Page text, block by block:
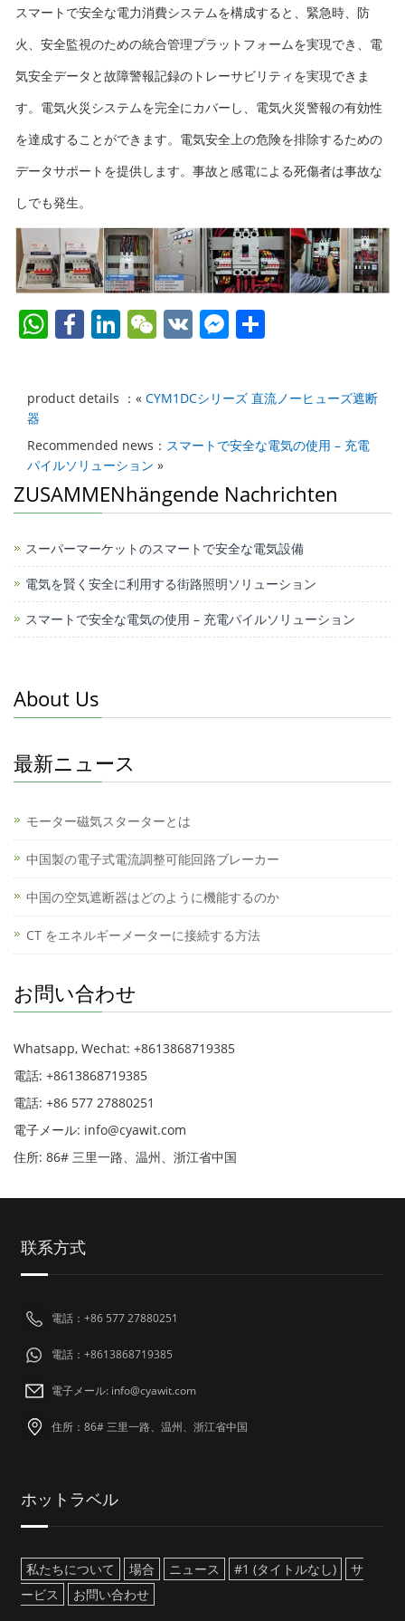
スマートで安全な電力消費システムを構成すると、緊急時、防
火、安全監視のための統合管理プラットフォームを実現でき、電
気安全データと故障警報記録のトレーサビリティを実現できま
す。電気火災システムを完全にカバーし、電気火災警報の有効性
を達成することができます。電気安全上の危険を排除するための
データサポートを提供します。事故と感電による死傷者は事故な
しでも発生。
W
h
s
A
p
p
F
a
e
b
o
o
k
Li
n
e
dI
n
W
e
h
at
V
K
F
a
e
b
o
k
M
e
ss
e
er
product details ：« CYM1DCシリーズ 直流ノーヒューズ遮断
器
Recommended news： スマートで安全な電気の使用 – 充電
パイルソリューション »
ZUSAMMENhängende Nachrichten
スーパーマーケットのスマートで安全な電気設備
電気を賢く安全に利用する街路照明ソリューション
スマートで安全な電気の使用 – 充電パイルソリューション
About Us
最新ニュース
モーター磁気スターターとは
中国製の電子式電流調整可能回路ブレーカー
中国の空気遮断器はどのように機能するのか
CT をエネルギーメーターに接続する方法
お問い合わせ
Whatsapp, Wechat: +8613868719385
電話: +8613868719385
電話: +86 577 27880251
電子メール: info@cyawit.com
住所: 86# 三里一路、温州、浙江省中国
联系方式
電話：+86 577 27880251
電話：+8613868719385
電子メール: info@cyawit.com
住所：86# 三里一路、温州、浙江省中国
ホットラベル
私たちについて 場合 ニュース #1 (タイトルなし)
サ
ービス
お問い合わせ